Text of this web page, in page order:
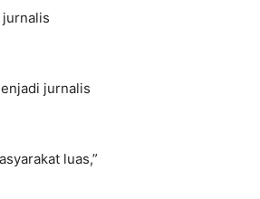
jurnalis
jurnalis
luas,”